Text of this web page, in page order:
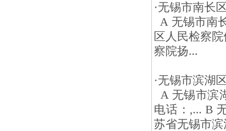
·无锡市南长
A 无锡市南
区人民检察
察院扬...
·无锡市滨湖
A 无锡市滨
电话：,... B
苏省无锡市滨